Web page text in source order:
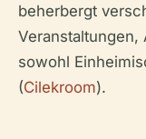
beherbergt
Veranstaltungen,
sowohl
(Cilekroom).